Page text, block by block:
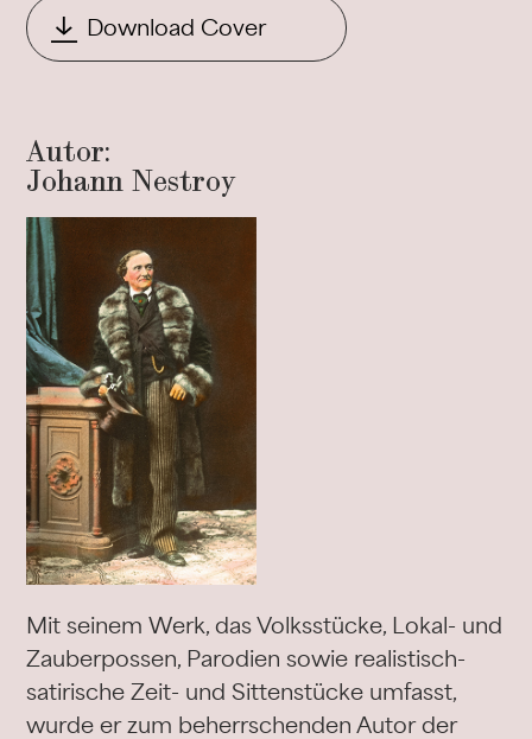
Download Cover
Autor:
Johann Nestroy
Mit seinem Werk, das Volksstücke, Lokal- und
Zauberpossen, Parodien sowie realistisch-
satirische Zeit- und Sittenstücke umfasst,
wurde er zum beherrschenden Autor der